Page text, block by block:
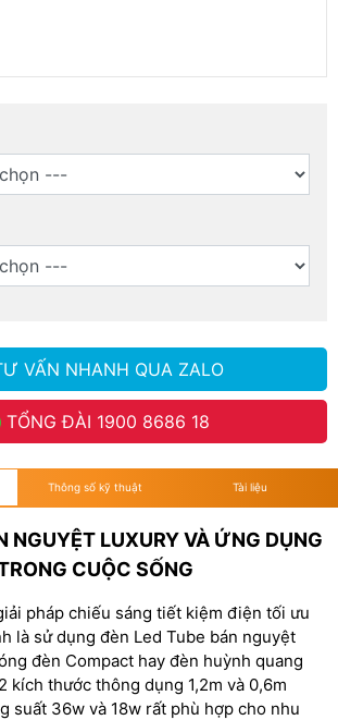
VẤN NHANH QUA ZALO
TỔNG ĐÀI 1900 8686 18
Thông số kỹ thuật Tài liệu
NGUYỆT LUXURY VÀ ỨNG DỤNG
CUỘC SỐNG
pháp chiếu sáng tiết kiệm điện tối ưu
là sử dụng đèn Led Tube bán nguyệt
đèn Compact hay đèn huỳnh quang
kích thước thông dụng 1,2m và 0,6m
suất 36w và 18w rất phù hợp cho nhu